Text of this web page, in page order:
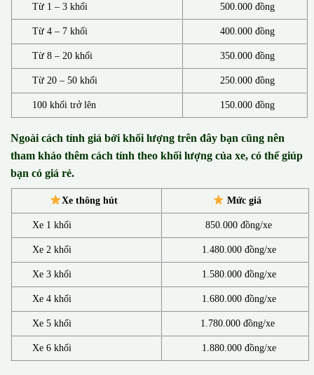
Từ 1 – 3 khối 500.000 đồng
Từ 4 – 7 khối 400.000 đồng
Từ 8 – 20 khối 350.000 đồng
Từ 20 – 50 khối 250.000 đồng
100 khối trở lên 150.000 đồng
Ngoài cách tính giá bởi khối lượng trên đây bạn cũng nên
tham khảo thêm cách tính theo khối lượng của xe, có thể giúp
bạn có giá rẻ.
Xe thông hút Mức giá
Xe 1 khối 850.000 đồng/xe
Xe 2 khối 1.480.000 đồng/xe
Xe 3 khối 1.580.000 đồng/xe
Xe 4 khối 1.680.000 đồng/xe
Xe 5 khối 1.780.000 đồng/xe
Xe 6 khối 1.880.000 đồng/xe